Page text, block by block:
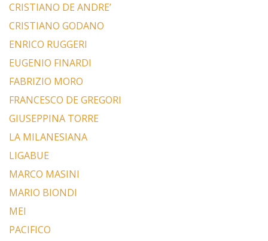
CRISTIANO DE ANDRE’
CRISTIANO GODANO
ENRICO RUGGERI
EUGENIO FINARDI
FABRIZIO MORO
FRANCESCO DE GREGORI
GIUSEPPINA TORRE
LA MILANESIANA
LIGABUE
MARCO MASINI
MARIO BIONDI
MEI
PACIFICO